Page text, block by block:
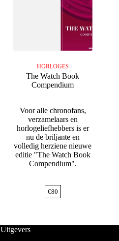
HORLOGES
The Watch Book
Compendium
Voor alle chronofans,
verzamelaars en
horlogeliefhebbers is er
nu de briljante en
volledig herziene nieuwe
editie "The Watch Book
Compendium".
€80
Uitgevers